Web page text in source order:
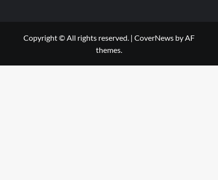
Copyright © All rights reserved. | CoverNews by AF
themes.